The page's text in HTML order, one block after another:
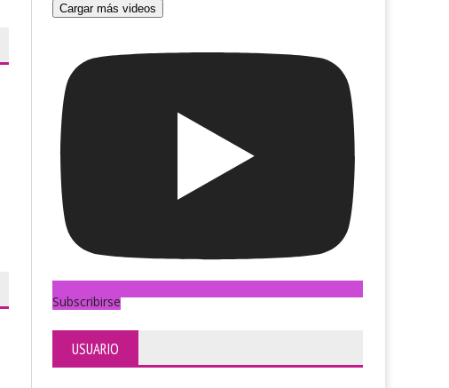
Desconcierto tango
Cargar más videos
Subscribirse
USUARIO